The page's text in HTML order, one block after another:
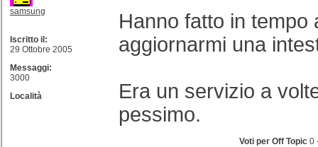
samsung
Iscritto il:
29 Ottobre 2005
Messaggi:
3000
Località
Hanno fatto in tempo
aggiornarmi una
Era un servizio a
pessimo.
Voti per Off Topic 0